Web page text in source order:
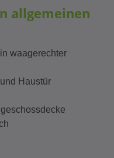
allgemeinen
waagerechter
Haustür